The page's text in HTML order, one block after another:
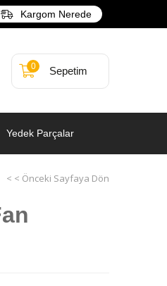
Kargom Nerede
Sepetim
0
Yedek Parçalar
< < Önceki Sayfaya Dön